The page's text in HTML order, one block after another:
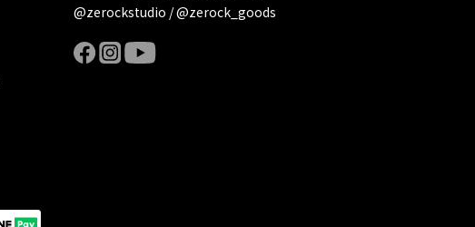
@zerockstudio / @zerock_goods